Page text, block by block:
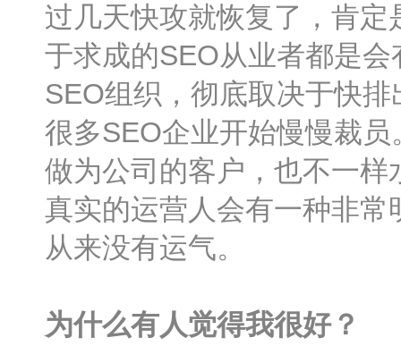
过几天快攻就恢复了，肯
于求成的SEO从业者都是
SEO组织，彻底取决于快
很多SEO企业开始慢慢裁员
做为公司的客户，也不一
真实的运营人会有一种非
从来没有运气。
为什么有人觉得我很好？